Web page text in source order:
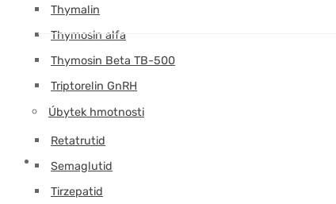
Thymalin
Thymosin alfa
Thymosin Beta TB-500
Triptorelin GnRH
Úbytek hmotnosti
Retatrutid
Semaglutid
Tirzepatid